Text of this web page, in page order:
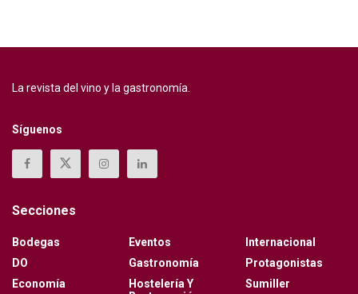
La revista del vino y la gastronomía.
Síguenos
Secciones
Bodegas
DO
Economía
Eventos
Gastronomía
Hostelería Y
Internacional
Protagonistas
Sumiller